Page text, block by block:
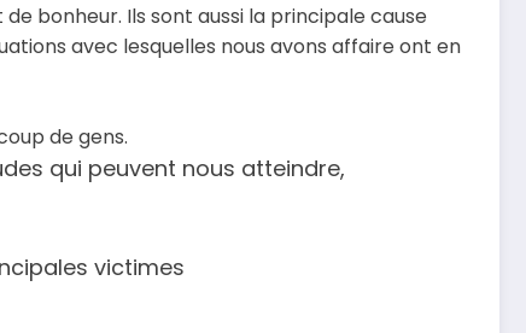
bonheur. Ils sont aussi la principale cause
avec lesquelles nous avons affaire ont en
de gens.
qui peuvent nous atteindre,
victimes